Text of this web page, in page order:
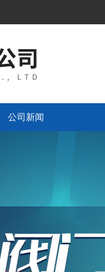
公司新闻